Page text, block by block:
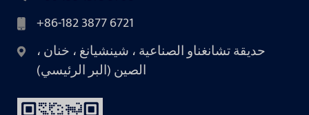
+86-182 3877 6721
حديقة تشانغناو الصناعية ، شينشيانغ ، خنان ،
الصين (البر الرئيسي)